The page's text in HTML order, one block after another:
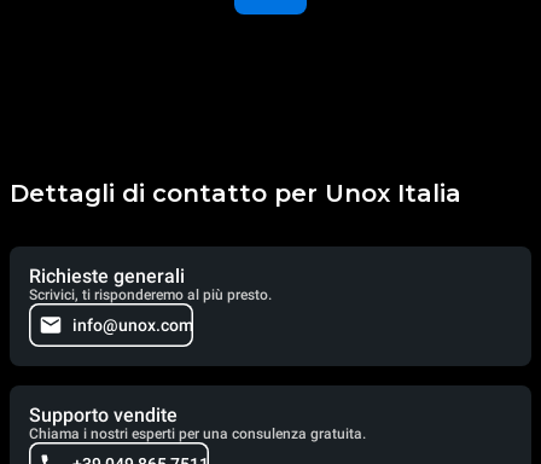
Dettagli di contatto per Unox Italia
Richieste generali
Scrivici, ti risponderemo al più presto.
info@unox.com
Supporto vendite
Chiama i nostri esperti per una consulenza gratuita.